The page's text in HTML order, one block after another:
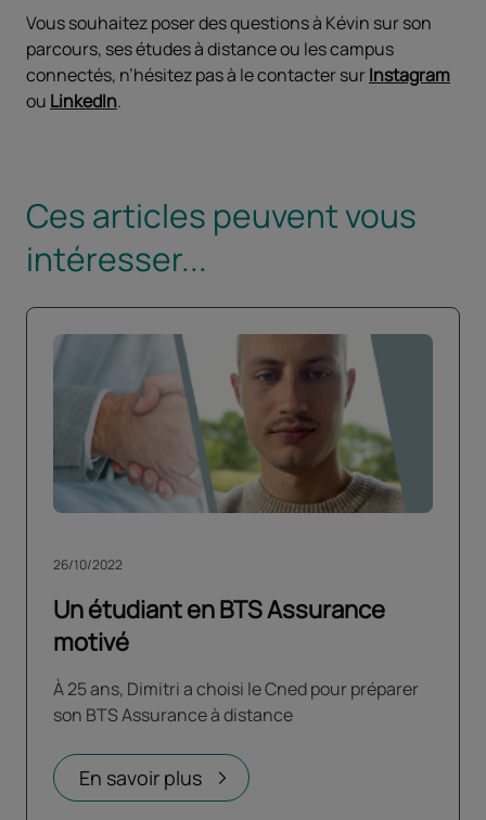
Vous souhaitez poser des questions à Kévin sur son
parcours, ses études à distance ou les campus
connectés, n’hésitez pas à le contacter surInstagram
ou LinkedIn.
Ces articles peuvent vous
intéresser...
Un étudiant en BTS Assurance
motivé
26/10/2022
À 25 ans, Dimitri a choisi le Cned pour préparer
son BTS Assurance à distance
En savoir plus